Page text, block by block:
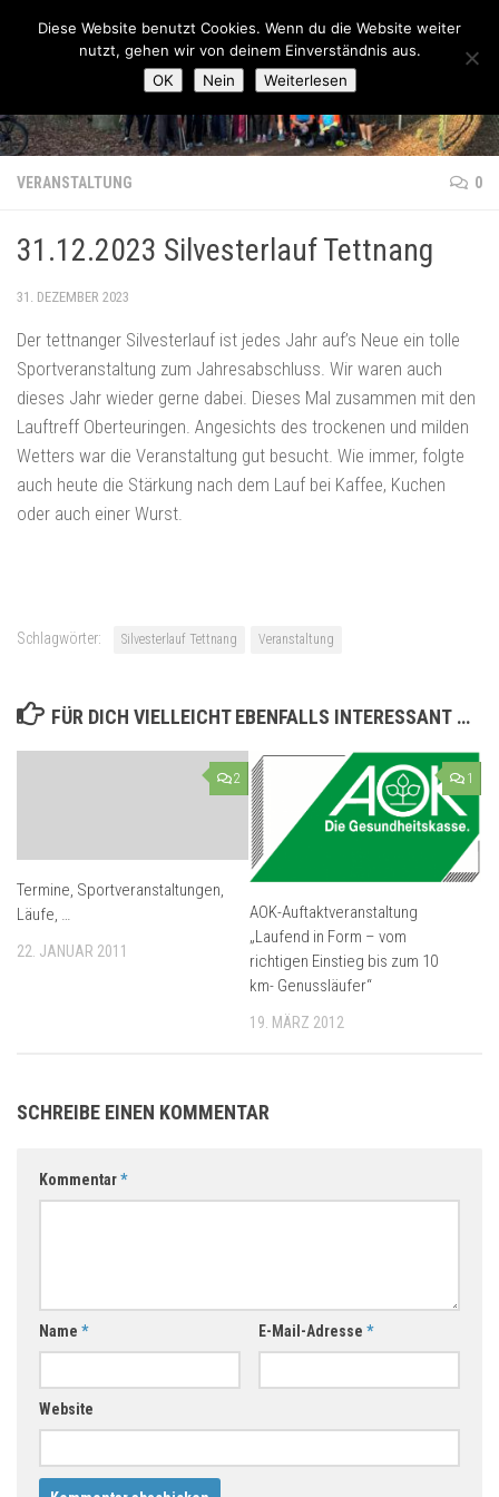
Zum Inhalt springen
Lauftreff-FN
VERANSTALTUNG 0
31.12.2023 Silvesterlauf Tettnang
31. DEZEMBER 2023
Der tettnanger Silvesterlauf ist jedes Jahr auf’s Neue ein tolle
Sportveranstaltung zum Jahresabschluss. Wir waren auch
dieses Jahr wieder gerne dabei. Dieses Mal zusammen mit den
Lauftreff Oberteuringen. Angesichts des trockenen und milden
Wetters war die Veranstaltung gut besucht. Wie immer, folgte
auch heute die Stärkung nach dem Lauf bei Kaffee, Kuchen
oder auch einer Wurst.
Schlagwörter: Silvesterlauf Tettnang Veranstaltung
FÜR DICH VIELLEICHT EBENFALLS INTERESSANT …
2
Termine, Sportveranstaltungen,
Läufe, …
22. JANUAR 2011
1
AOK-Auftaktveranstaltung
„Laufend in Form – vom
richtigen Einstieg bis zum 10
km- Genussläufer“
19. MÄRZ 2012
SCHREIBE EINEN KOMMENTAR
Kommentar*
Name * E-Mail-Adresse *
Website
Diese Website benutzt Cookies. Wenn du die Website weiter
nutzt, gehen wir von deinem Einverständnis aus.
OK
Nein Weiterlesen